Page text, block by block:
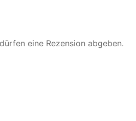
eine Rezension abgeben.